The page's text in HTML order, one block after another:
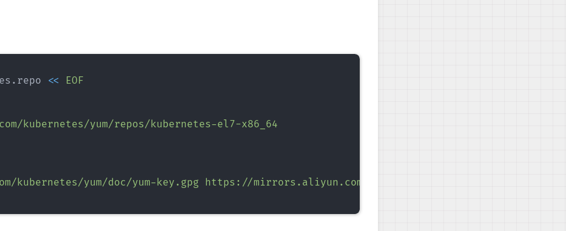
<<
EOF
kubernetes/yum/repos/kubernetes-el7-x86_64
kubernetes/yum/doc/yum-key.gpg https://mirrors.aliyun.com/kubernetes/yum/doc/rpm-package-